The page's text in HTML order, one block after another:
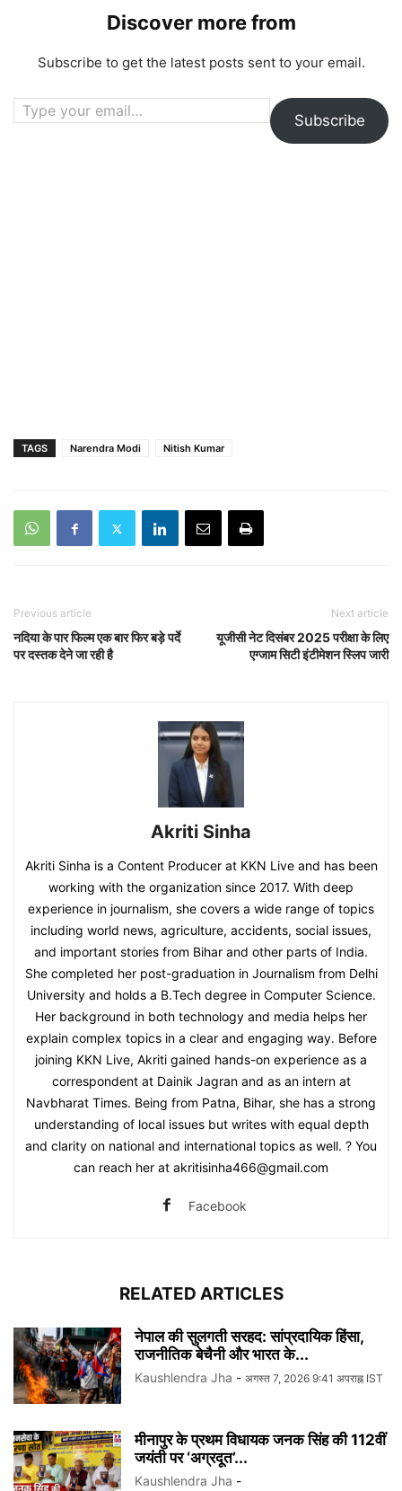
Discover more from
Subscribe to get the latest posts sent to your email.
Type your email…
Subscribe
TAGS Narendra Modi Nitish Kumar
Previous article
नदिया के पार फिल्म एक बार फिर बड़े पर्दे
पर दस्तक देने जा रही है
Next article
यूजीसी नेट दिसंबर 2025 परीक्षा के लिए
एग्जाम सिटी इंटीमेशन स्लिप जारी
Akriti Sinha
Akriti Sinha is a Content Producer at KKN Live and has been
working with the organization since 2017. With deep
experience in journalism, she covers a wide range of topics
including world news, agriculture, accidents, social issues,
and important stories from Bihar and other parts of India.
She completed her post-graduation in Journalism from Delhi
University and holds a B.Tech degree in Computer Science.
Her background in both technology and media helps her
explain complex topics in a clear and engaging way. Before
joining KKN Live, Akriti gained hands-on experience as a
correspondent at Dainik Jagran and as an intern at
Navbharat Times. Being from Patna, Bihar, she has a strong
understanding of local issues but writes with equal depth
and clarity on national and international topics as well. ? You
can reach her at akritisinha466@gmail.com
Facebook
RELATED ARTICLES
नेपाल की सुलगती सरहद: सांप्रदायिक हिंसा,
राजनीतिक बेचैनी और भारत के...
Kaushlendra Jha - अगस्त 7, 2026 9:41 अपराह्न IST
मीनापुर के प्रथम विधायक जनक सिंह की 112वीं
जयंती पर ‘अग्रदूत’...
Kaushlendra Jha -